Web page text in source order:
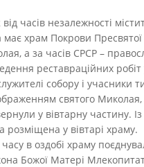
часів незалежності
храм Покрови
а за часів СРСР –
реставраційних
собору і учасники
святого
у вівтарну частину.
розміщена у вівтарі храму.
в оздобі храму
Божої Матері